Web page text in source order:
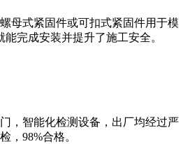
母式紧固件或可扣式紧固件用于模
完成安装并提升了施工安全。
，智能化检测设备，出厂均经过严
，98%合格。